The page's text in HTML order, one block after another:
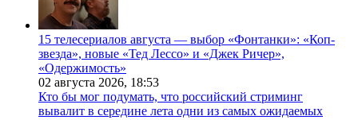
15 телесериалов августа — выбор «Фонтанки»: «Коп-
звезда», новые «Тед Лессо» и «Джек Ричер»,
«Одержимость»
02 августа 2026, 18:53
Кто бы мог подумать, что российский стриминг
вывалит в середине лета одни из самых ожидаемых